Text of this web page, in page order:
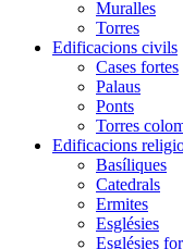
Muralles
Torres
Edificacions civils
Cases fortes
Palaus
Ponts
Torres
Edificacions
Basíliques
Catedrals
Ermites
Esglésies
Esglésies